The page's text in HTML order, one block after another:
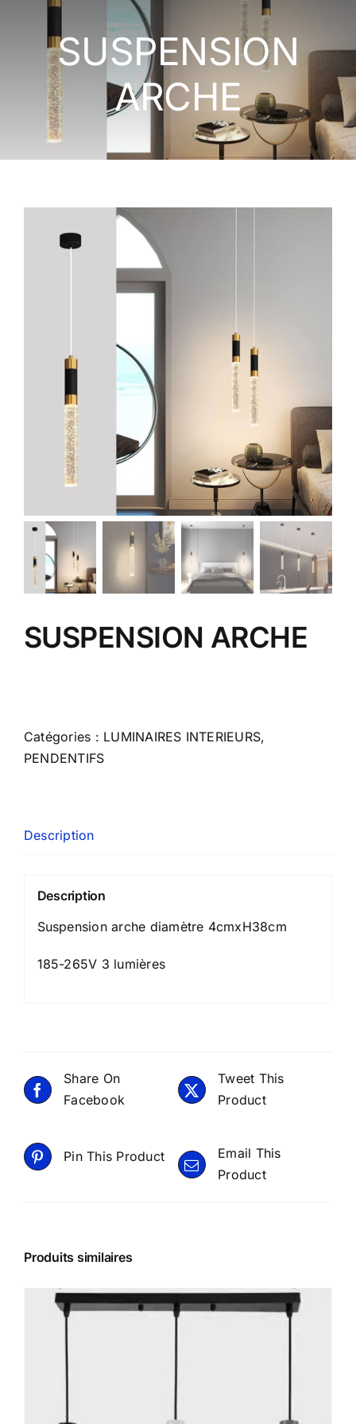
LUMINAIRES EXTERIEURS
APPAREILLAGE ÉLECTRIQUE
NOS MONTAGES
SUSPENSION
ARCHE
SUSPENSION ARCHE
Catégories : LUMINAIRES INTERIEURS,
PENDENTIFS
Description
Description
Suspension arche diamètre 4cmxH38cm
185-265V 3 lumières
Share On
Facebook
Tweet This
Product
Pin This Product
Email This
Product
Produits similaires